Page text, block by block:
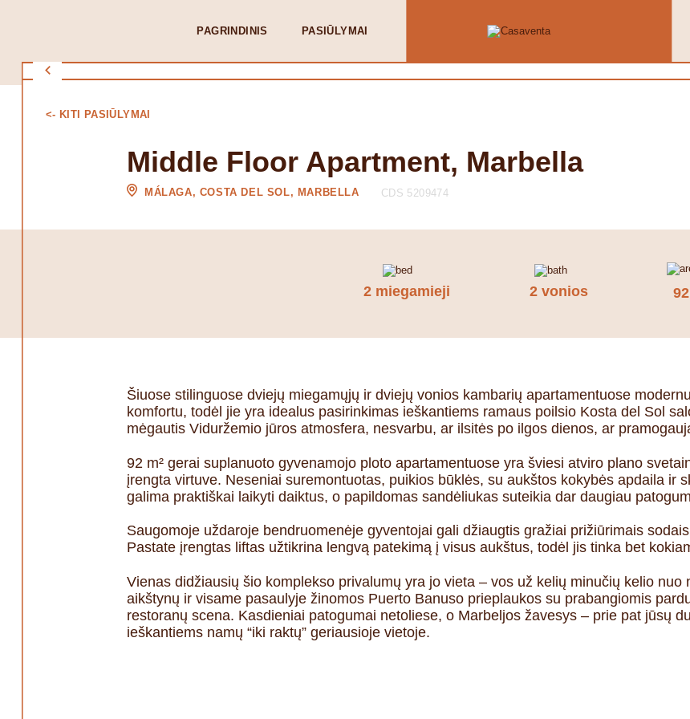
PAGRINDINIS PASIŪLYMAI
<- KITI PASIŪLYMAI
Middle Floor Apartment, Marbella
MÁLAGA, COSTA DEL SOL, MARBELLA CDS 5209474
2 miegamieji 2 vonios
Šiuose stilinguose dviejų miegamųjų ir dviejų vonios kambarių apartamentuose
komfortu, todėl jie yra idealus pasirinkimas ieškantiems ramaus poilsio Kosta del Sol
mėgautis Viduržemio jūros atmosfera, nesvarbu, ar ilsitės po ilgos dienos, ar
92 m² gerai suplanuoto gyvenamojo ploto apartamentuose yra šviesi atviro plano
įrengta virtuve. Neseniai suremontuotas, puikios būklės, su aukštos kokybės apdaila ir
galima praktiškai laikyti daiktus, o papildomas sandėliukas suteikia dar daugiau
Saugomoje uždaroje bendruomenėje gyventojai gali džiaugtis gražiai prižiūrimais
Pastate įrengtas liftas užtikrina lengvą patekimą į visus aukštus, todėl jis tinka bet
Vienas didžiausių šio komplekso privalumų yra jo vieta – vos už kelių minučių kelio
aikštynų ir visame pasaulyje žinomos Puerto Banuso prieplaukos su prabangiomis
restoranų scena. Kasdieniai patogumai netoliese, o Marbeljos žavesys – prie pat jūsų
ieškantiems namų “iki raktų” geriausioje vietoje.